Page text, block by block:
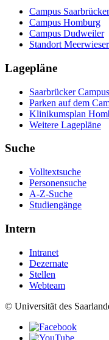
Campus
Campus Homburg
Campus Dudweiler
Standort
Lagepläne
Saarbrücker Campus
Parken auf dem
Klinikumsplan
Weitere Lagepläne
Suche
Volltextsuche
Personensuche
A-Z-Suche
Studiengänge
Intern
Intranet
Dezernate
Stellen
Webteam
© Universität des